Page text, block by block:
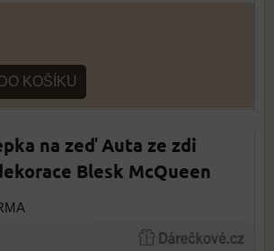
KOŠÍKU
na zeď Auta ze zdi
Blesk McQueen